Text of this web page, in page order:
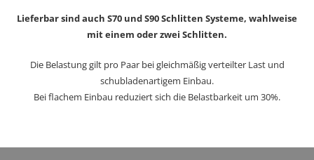
Lieferbar sind auch S70 und S90 Schlitten Systeme, wahlweise
mit einem oder zwei Schlitten.
Die Belastung gilt pro Paar bei gleichmäßig verteilter Last und
schubladenartigem Einbau.
Bei flachem Einbau reduziert sich die Belastbarkeit um 30%.